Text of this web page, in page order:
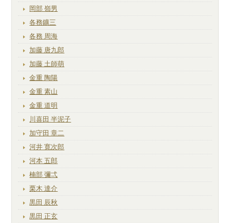
岡部 嶺男
各務鑛三
各務 周海
加藤 唐九郎
加藤 土師萌
金重 陶陽
金重 素山
金重 道明
川喜田 半泥子
加守田 章二
河井 寛次郎
河本 五郎
楠部 彌弌
栗木 達介
黒田 辰秋
黒田 正玄